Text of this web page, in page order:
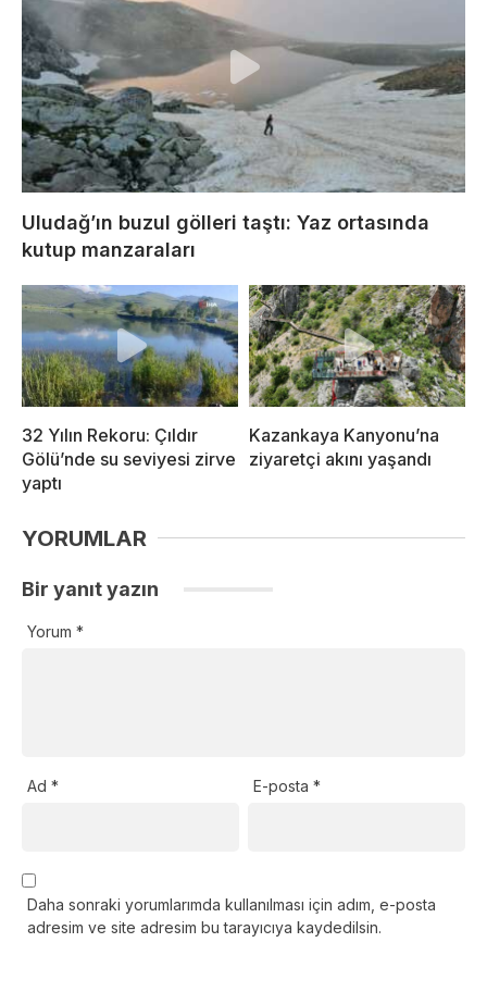
Uludağ’ın buzul gölleri taştı: Yaz ortasında
kutup manzaraları
32 Yılın Rekoru: Çıldır
Gölü’nde su seviyesi zirve
yaptı
Kazankaya Kanyonu’na
ziyaretçi akını yaşandı
YORUMLAR
Bir yanıt yazın
Yorum *
Ad * E-posta*
Daha sonraki yorumlarımda kullanılması için adım, e-posta
adresim ve site adresim bu tarayıcıya kaydedilsin.